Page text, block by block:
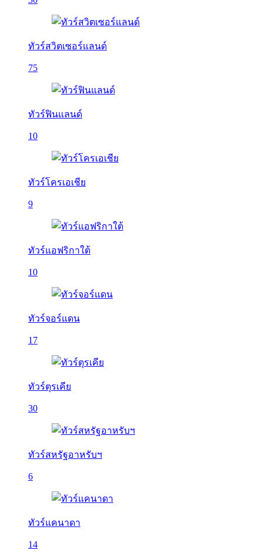
ทัวร์สวิตเซอร์แลนด์
75
ทัวร์ฟินแลนด์
10
ทัวร์โครเอเชีย
9
ทัวร์แอฟริกาใต้
10
ทัวร์จอร์แดน
17
ทัวร์ตุรเคีย
30
ทัวร์สหรัฐอาหรับฯ
6
ทัวร์แคนาดา
14